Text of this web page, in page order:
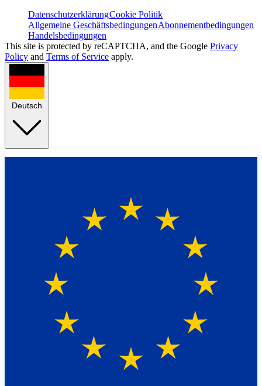
DatenschutzerklärungCookie Politik
Allgemeine GeschäftsbedingungenAbonnementbedingungen
Handelsbedingungen
This site is protected by reCAPTCHA, and the Google Privacy
Policy and Terms of Service apply.
Deutsch